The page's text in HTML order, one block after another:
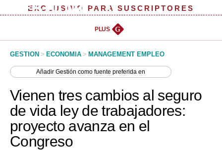
Management & Empleo
Perú
Política
Tu Dinero
EXCLUSIVO PARA SUSCRIPTORES
PLUS G
GESTION > ECONOMIA > MANAGEMENT EMPLEO
AñadirGestión como fuente preferida en
Vienen tres cambios al seguro
de vida ley de trabajadores:
proyecto avanza en el
Congreso